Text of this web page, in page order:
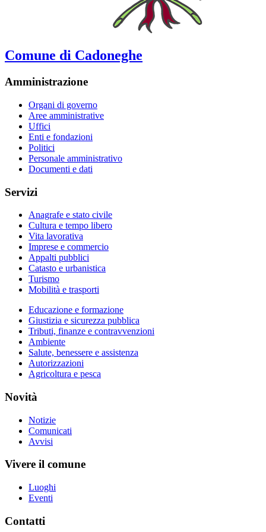
Comune di Cadoneghe
Amministrazione
Organi di governo
Aree amministrative
Uffici
Enti e fondazioni
Politici
Personale amministrativo
Documenti e dati
Servizi
Anagrafe e stato civile
Cultura e tempo libero
Vita lavorativa
Imprese e commercio
Appalti pubblici
Catasto e urbanistica
Turismo
Mobilità e trasporti
Educazione e formazione
Giustizia e sicurezza pubblica
Tributi, finanze e contravvenzioni
Ambiente
Salute, benessere e assistenza
Autorizzazioni
Agricoltura e pesca
Novità
Notizie
Comunicati
Avvisi
Vivere il comune
Luoghi
Eventi
Contatti